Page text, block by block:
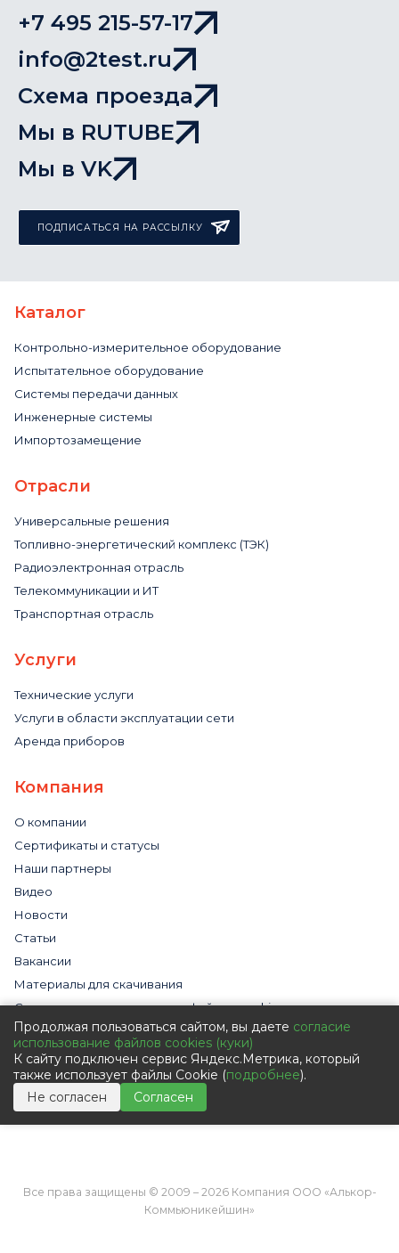
+7 495 215-57-17
info@2test.ru
Схема проезда
Мы в RUTUBE
Мы в VK
ПОДПИСАТЬСЯ НА РАССЫЛКУ
Каталог
Контрольно-измерительное оборудование
Испытательное оборудование
Системы передачи данных
Инженерные системы
Импортозамещение
Отрасли
Универсальные решения
Топливно-энергетический комплекс (ТЭК)
Радиоэлектронная отрасль
Телекоммуникации и ИТ
Транспортная отрасль
Услуги
Технические услуги
Услуги в области эксплуатации сети
Аренда приборов
Компания
О компании
Сертификаты и статусы
Наши партнеры
Видео
Новости
Статьи
Вакансии
Материалы для скачивания
Cогласие на использование файлов cookies
Обработка персональных данных с помощью сервиса
«Яндекс.Метрика»
Политика в отношении обработки персональных данных
Пользовательское соглашение
Согласие на обработку персональных данных
Все права защищены © 2009 – 2026 Компания ООО «Алькор-
Коммьюникейшин»
Продолжая пользоваться сайтом, вы даете согласие
использование файлов cookies (куки)
К сайту подключен сервис Яндекс.Метрика, который
также использует файлы Cookie (подробнее).
Не согласен
Согласен